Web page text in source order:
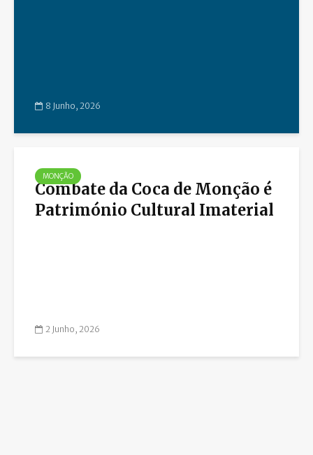
8 Junho, 2026
MONÇÃO
Combate da Coca de Monção é
Património Cultural Imaterial
2 Junho, 2026